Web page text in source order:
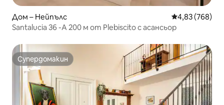
Дом – Нейпълс Средна
4,83 (768)
Santalucia 36 -A 200 м от Plebiscito с асансьор
Супердомакин
Супердомакин